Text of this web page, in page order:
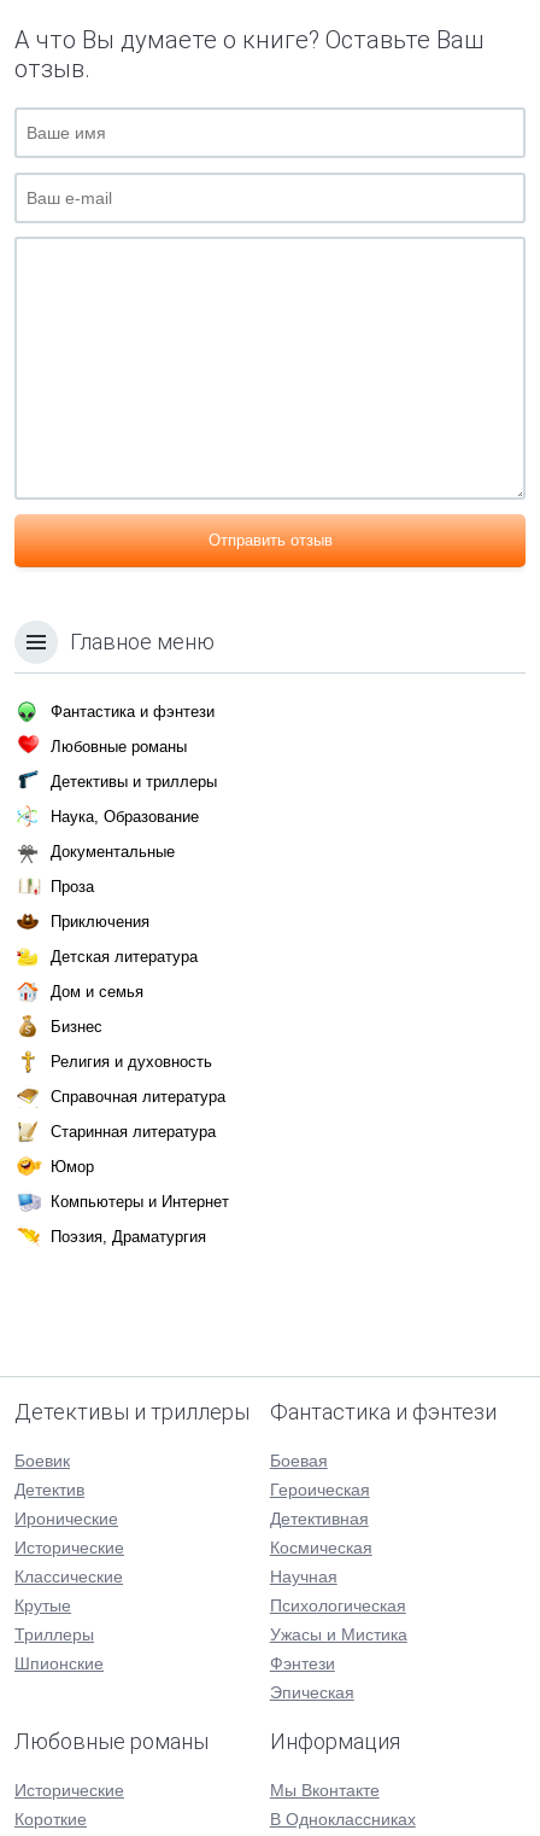
А что Вы думаете о книге? Оставьте Ваш
отзыв.
Отправить отзыв
Главное меню
Фантастика и фэнтези
Любовные романы
Детективы и триллеры
Наука, Образование
Документальные
Проза
Приключения
Детская литература
Дом и семья
Бизнес
Религия и духовность
Справочная литература
Старинная литература
Юмор
Компьютеры и Интернет
Поэзия, Драматургия
Детективы и триллеры
Боевик
Детектив
Иронические
Исторические
Классические
Крутые
Триллеры
Шпионские
Фантастика и фэнтези
Боевая
Героическая
Детективная
Космическая
Научная
Психологическая
Ужасы и Мистика
Фэнтези
Эпическая
Любовные романы
Исторические
Короткие
Информация
Мы Вконтакте
В Одноклассниках